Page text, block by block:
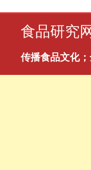
食品研究
传播食品文化